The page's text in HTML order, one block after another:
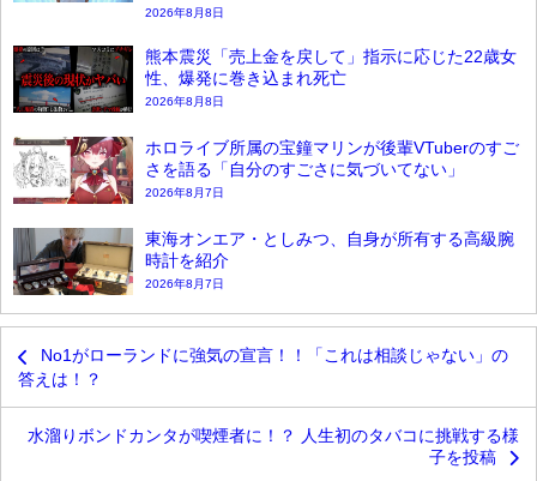
2026年8月8日
熊本震災「売上金を戻して」指示に応じた22歳女
性、爆発に巻き込まれ死亡
2026年8月8日
ホロライブ所属の宝鐘マリンが後輩VTuberのすご
さを語る「自分のすごさに気づいてない」
2026年8月7日
東海オンエア・としみつ、自身が所有する高級腕
時計を紹介
2026年8月7日
No1がローランドに強気の宣言！！「これは相談じゃない」の
答えは！？
水溜りボンドカンタが喫煙者に！？ 人生初のタバコに挑戦する様
子を投稿